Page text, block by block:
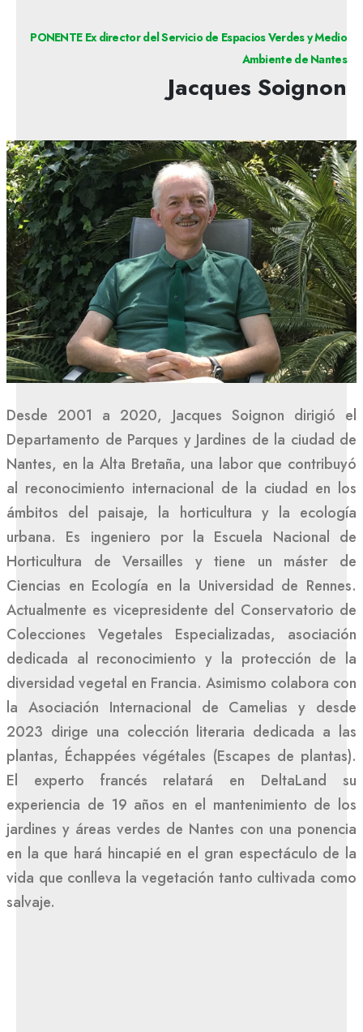
PONENTE Ex director del Servicio de Espacios Verdes y Medio
Ambiente de Nantes
Jacques Soignon
Desde 2001 a 2020, Jacques Soignon dirigió el
Departamento de Parques y Jardines de la ciudad de
Nantes, en la Alta Bretaña, una labor que contribuyó
al reconocimiento internacional de la ciudad en los
ámbitos del paisaje, la horticultura y la ecología
urbana. Es ingeniero por la Escuela Nacional de
Horticultura de Versailles y tiene un máster de
Ciencias en Ecología en la Universidad de Rennes.
Actualmente es vicepresidente del Conservatorio de
Colecciones Vegetales Especializadas, asociación
dedicada al reconocimiento y la protección de la
diversidad vegetal en Francia. Asimismo colabora con
la Asociación Internacional de Camelias y desde
2023 dirige una colección literaria dedicada a las
plantas, Échappées végétales (Escapes de plantas).
El experto francés relatará en DeltaLand su
experiencia de 19 años en el mantenimiento de los
jardines y áreas verdes de Nantes con una ponencia
en la que hará hincapié en el gran espectáculo de la
vida que conlleva la vegetación tanto cultivada como
salvaje.